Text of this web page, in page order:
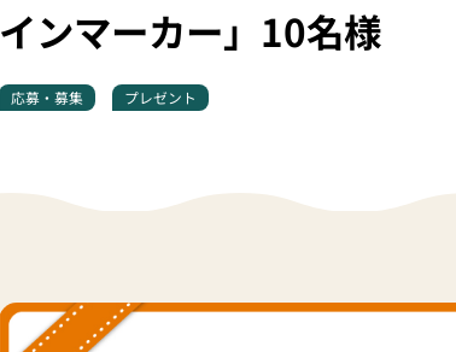
インマーカー」10名様
応募・募集 プレゼント